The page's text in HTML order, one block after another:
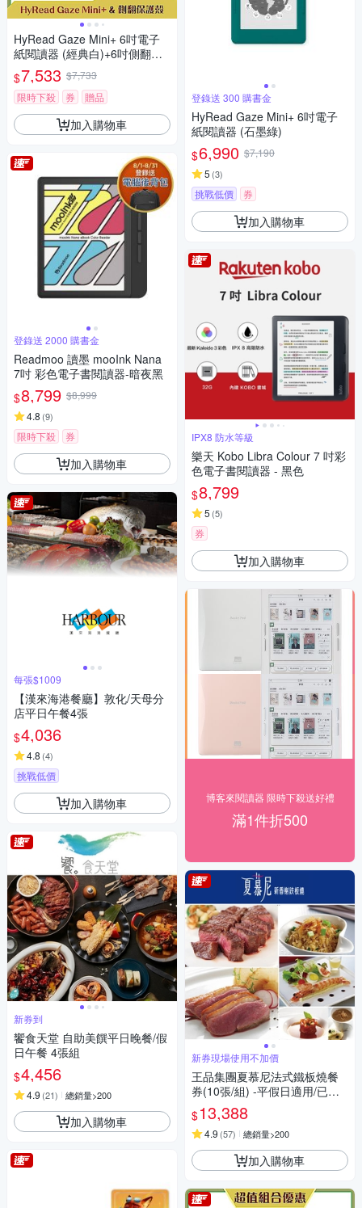
HyRead Gaze Mini+ 6吋電子
紙閱讀器 (經典白)+6吋側翻保
護殼
$7,533 $7,733
限時下殺
券 贈品
加入購物車
登錄送 2000 購書金
Readmoo 讀墨 mooInk Nana
7吋 彩色電子書閱讀器-暗夜黑
$8,799 $8,999
4.8 (9)
限時下殺 券
加入購物車
每張$1009
【漢來海港餐廳】敦化/天母分
店平日午餐4張
$4,036
4.8 (4)
挑戰低價
加入購物車
新券到
饗食天堂 自助美饌平日晚餐/假
日午餐 4張組
$4,456
4.9 (21) 總銷量>200
加入購物車
登錄送 300 購書金
HyRead Gaze Mini+ 6吋電子
紙閱讀器 (石墨綠)
$6,990 $7,190
5 (3)
挑戰低價 券
加入購物車
IPX8 防水等級
樂天 Kobo Libra Colour 7 吋彩
色電子書閱讀器 - 黑色
$8,799
5 (5)
券
加入購物車
博客來閱讀器 限時下殺送好禮
滿1件折500
新券現場使用不加價
王品集團夏慕尼法式鐵板燒餐
券(10張/組) -平假日適用/已含
服務費(新券)
$13,388
4.9 (57) 總銷量>200
加入購物車